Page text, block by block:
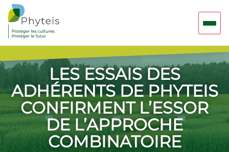
LES ESSAIS DES
ADHÉRENTS DE PHYTEIS
CONFIRMENT L’ESSOR
DE L’APPROCHE
COMBINATOIRE